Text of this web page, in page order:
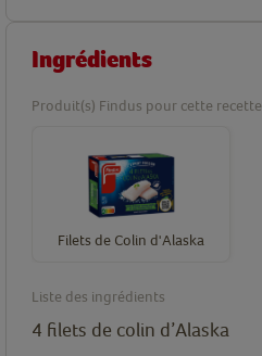
Ingrédients
Produit(s) Findus pour cette recette
Filets de Colin d'Alaska
Liste des ingrédients
4 filets de colin d’Alaska